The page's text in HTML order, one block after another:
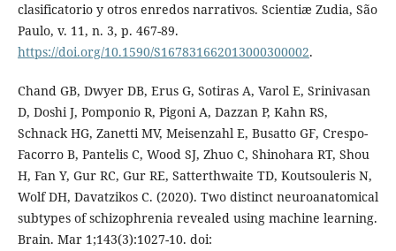
clasificatorio y otros enredos narrativos. Scientiæ Zudia, São
Paulo, v. 11, n. 3, p. 467-89.
https://doi.org/10.1590/S167831662013000300002.
Chand GB, Dwyer DB, Erus G, Sotiras A, Varol E, Srinivasan
D, Doshi J, Pomponio R, Pigoni A, Dazzan P, Kahn RS,
Schnack HG, Zanetti MV, Meisenzahl E, Busatto GF, Crespo-
Facorro B, Pantelis C, Wood SJ, Zhuo C, Shinohara RT, Shou
H, Fan Y, Gur RC, Gur RE, Satterthwaite TD, Koutsouleris N,
Wolf DH, Davatzikos C. (2020). Two distinct neuroanatomical
subtypes of schizophrenia revealed using machine learning.
Brain. Mar 1;143(3):1027-10. doi: